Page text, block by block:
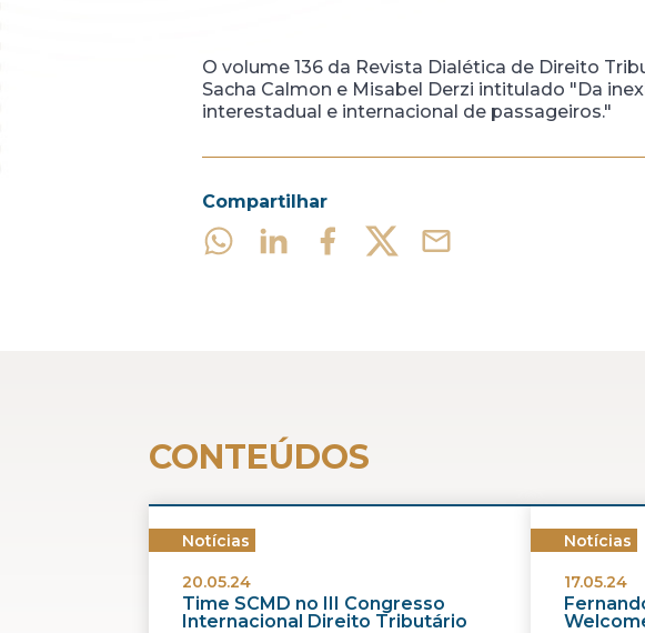
O volume 136 da Revista Dialética de Direito
Sacha Calmon e Misabel Derzi intitulado "Da
interestadual e internacional de passageiros."
Compartilhar
CONTEÚDOS
Notícias
20.05.24
Time SCMD no III Congresso
Internacional Direito Tributário
Notícias
17.05.24